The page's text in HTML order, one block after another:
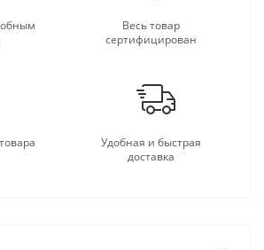
Весь товар
сертифицирован
Удобная и быстрая
доставка